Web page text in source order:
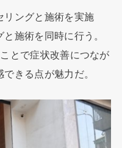
ングと施術を実施
施術を同時に行う。
とで症状改善につなが
きる点が魅力だ。